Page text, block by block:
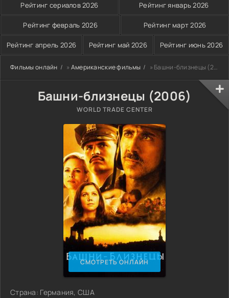
Рейтинг сериалов 2026 Рейтинг январь 2026
Рейтинг февраль 2026 Рейтинг март 2026
Рейтинг апрель 2026 Рейтинг май 2026 Рейтинг июнь 2026
Фильмы онлайн » Американские фильмы » Башни-близнецы (2006)
Башни-близнецы (2006)
WORLD TRADE CENTER
СМОТРЕТЬ ОНЛАЙН
Страна: Германия, США